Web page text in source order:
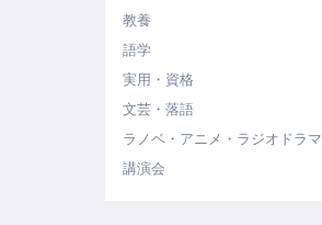
教養
語学
実用・資格
文芸・落語
ラノベ・アニメ・ラジオドラマ
講演会